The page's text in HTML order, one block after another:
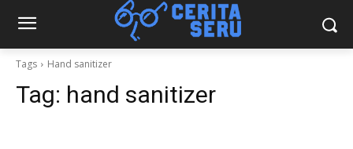
Tags Hand sanitizer
Tag: hand sanitizer